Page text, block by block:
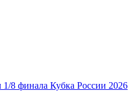
1/8 финала Кубка России 2026